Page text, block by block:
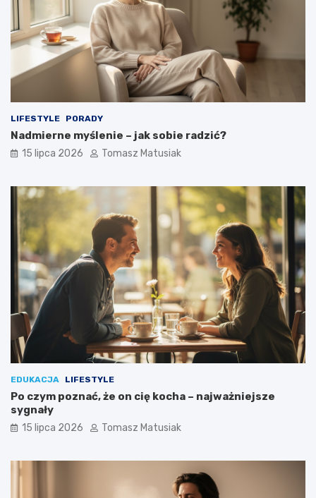
LIFESTYLE PORADY
Nadmierne myślenie – jak sobie radzić?
15 lipca 2026 Tomasz Matusiak
EDUKACJA LIFESTYLE
Po czym poznać, że on cię kocha – najważniejsze
sygnały
15 lipca 2026 Tomasz Matusiak